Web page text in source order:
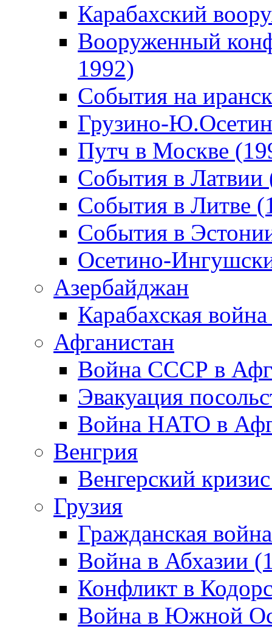
Карабахский
Вооруженный
1992)
События на
Грузино-
Путч в Москве
События в Латвии
События в Литве
События в
Осетино-
Азербайджан
Карабахская
Афганистан
Война СССР в
Эвакуация
Война НАТО в
Венгрия
Венгерский
Грузия
Гражданская
Война в Абхазии
Конфликт в
Война в Южной